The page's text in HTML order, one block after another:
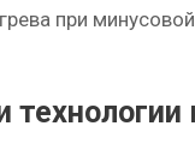
при